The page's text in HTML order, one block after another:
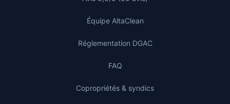
Équipe AltaClean
Réglementation DGAC
FAQ
Copropriétés & syndics